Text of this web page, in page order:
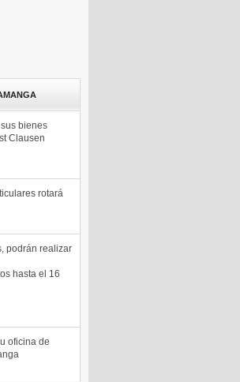
bienes
Clausen
rotará
podrán realizar
hasta el 16
oficina de